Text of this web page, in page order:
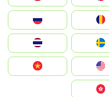
România
Slovensko
United States
Vietnam